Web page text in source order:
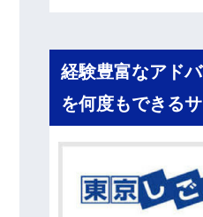
経験豊富なアド
を何度もできる